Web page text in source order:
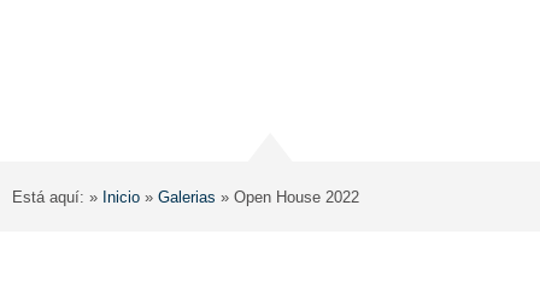
Está aquí: » Inicio » Galerias » Open House 2022